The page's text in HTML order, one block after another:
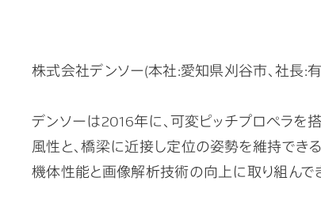
株式会社デンソー(本社:愛知県刈谷市、社長:
デンソーは2016年に、可変ピッチプロペラを
風性と、橋梁に近接し定位の姿勢を維持でき
機体性能と画像解析技術の向上に取り組んで